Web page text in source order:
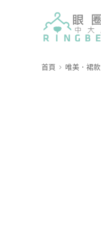
首頁 唯美．裙款